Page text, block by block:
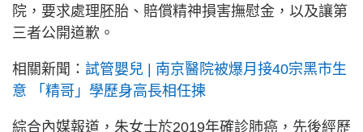
院，要求處理胚胎、賠償精神損害撫慰金，以及讓第
三者公開道歉。
相關新聞： 試管嬰兒 | 南京醫院被爆月接40宗黑市生
意 「精哥」學歷身高長相任揀
綜合內媒報道，朱女士於2019年確診肺癌，先後經歷